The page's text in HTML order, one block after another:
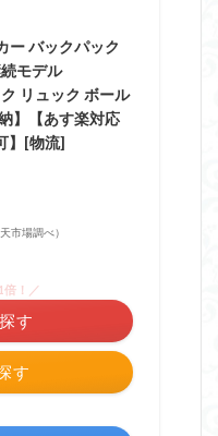
ー バックパック
モデル
リュック ボール
】【あす楽対応
】[物流]
市場調べ）
す
倍！／
す